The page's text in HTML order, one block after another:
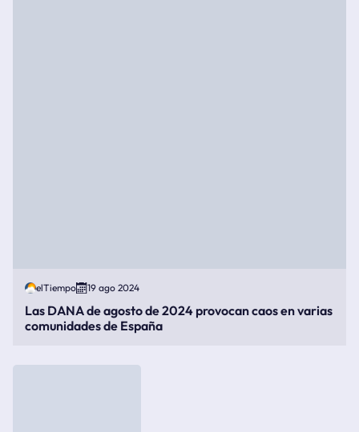
elTiempo 19 ago 2024
Las DANA de agosto de 2024 provocan caos en varias
comunidades de España